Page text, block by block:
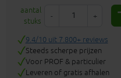
aantal
stuks
- +
9.4/10 uit 7.800+ reviews
Steeds scherpe prijzen
Voor PROF & particulier
Leveren of gratis afhalen